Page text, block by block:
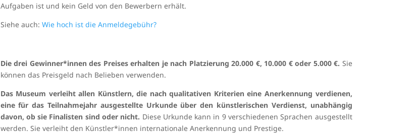
Aufgaben ist und kein Geld von den Bewerbern erhält.
Siehe auch: Wie hoch ist die Anmeldegebühr?
Die drei Gewinner*innen des Preises erhalten je nach Platzierung 20.000 €, 10.000 € oder 5.000 €. Sie
können das Preisgeld nach Belieben verwenden.
Das Museum verleiht allen Künstlern, die nach qualitativen Kriterien eine Anerkennung verdienen,
eine für das Teilnahmejahr ausgestellte Urkunde über den künstlerischen Verdienst, unabhängig
davon, ob sie Finalisten sind oder nicht. Diese Urkunde kann in 9 verschiedenen Sprachen ausgestellt
werden. Sie verleiht den Künstler*innen internationale Anerkennung und Prestige.